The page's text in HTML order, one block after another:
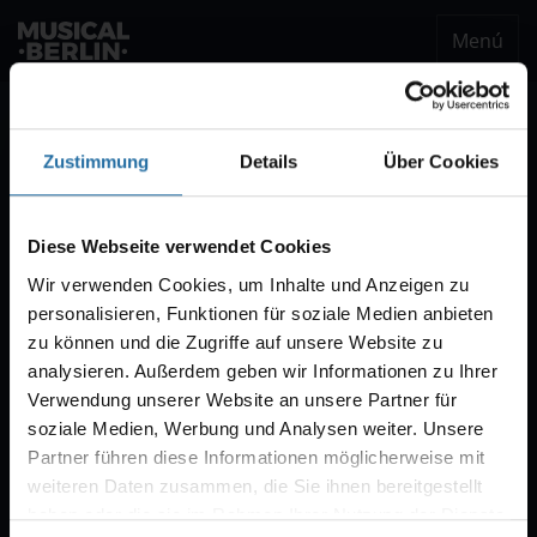
Zustimmung Details Über Cookies
Diese Webseite verwendet Cookies
Wir verwenden Cookies, um Inhalte und Anzeigen zu
personalisieren, Funktionen für soziale Medien anbieten
zu können und die Zugriffe auf unsere Website zu
analysieren. Außerdem geben wir Informationen zu Ihrer
Verwendung unserer Website an unsere Partner für
soziale Medien, Werbung und Analysen weiter. Unsere
Partner führen diese Informationen möglicherweise mit
weiteren Daten zusammen, die Sie ihnen bereitgestellt
haben oder die sie im Rahmen Ihrer Nutzung der Dienste
Menú
Estaremos encantados de enviarle un correo
entradas para "CABARET – Das Berlin-Musical".
Por regla general, la venta comienza con diez
semanas de antelación.